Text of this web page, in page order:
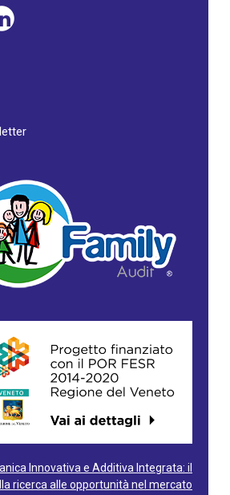
Innovativa e Additiva Integrata: il
ricerca alle opportunità nel mercato